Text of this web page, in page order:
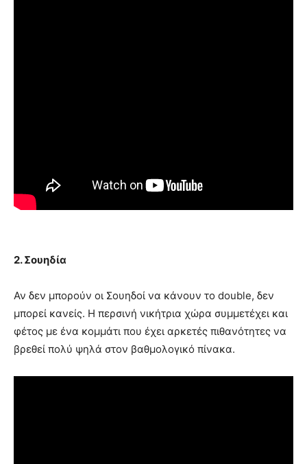
2. Σουηδία
Αν δεν μπορούν οι Σουηδοί να κάνουν το double, δεν
μπορεί κανείς. Η περσινή νικήτρια χώρα συμμετέχει και
φέτος με ένα κομμάτι που έχει αρκετές πιθανότητες να
βρεθεί πολύ ψηλά στον βαθμολογικό πίνακα.